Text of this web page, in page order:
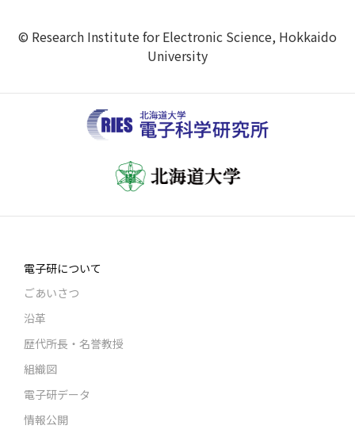
© Research Institute for Electronic Science, Hokkaido
University
電子研について
ごあいさつ
沿革
歴代所長・名誉教授
組織図
電子研データ
情報公開